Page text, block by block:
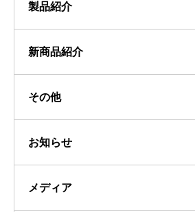
製品紹介
新商品紹介
その他
お知らせ
メディア